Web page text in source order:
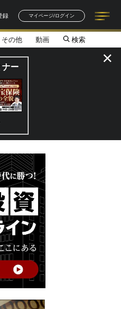
録
マイページ/ログイン
記事一覧
著者一覧
その他 動画 検索
／補助金から実需へ、知られざる
ー ×